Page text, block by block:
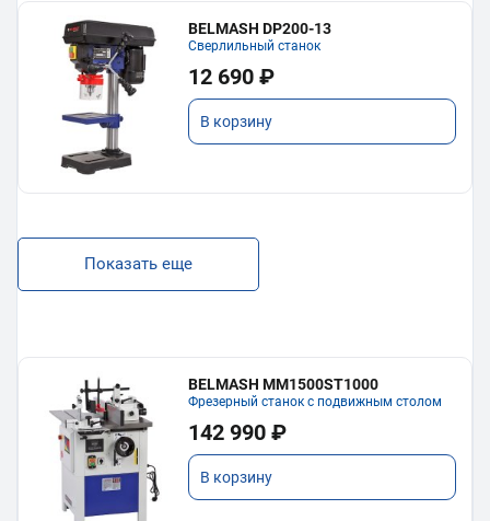
BELMASH DP200-13
Сверлильный станок
12 690 ₽
В корзину
Показать еще
BELMASH MM1500ST1000
Фрезерный станок с подвижным столом
142 990 ₽
В корзину